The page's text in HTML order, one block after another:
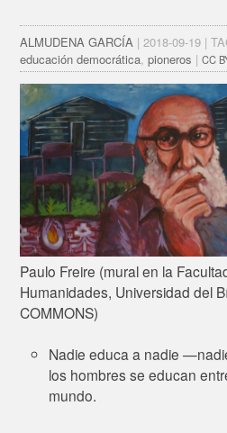
ALMUDENA GARCÍA | 2018-09-19 |
educación democrática,pioneros |CC
Paulo Freire (mural en la
Humanidades, Universidad del
COMMONS)
Nadie educa a nadie
los hombres se educan
mundo.